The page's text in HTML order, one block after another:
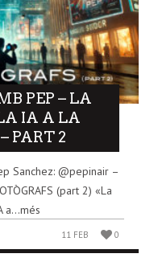
PEP – LA
IA A LA
PART 2
Sanchez: @pepinair –
(part 2) «La
a...més
11 FEB 0